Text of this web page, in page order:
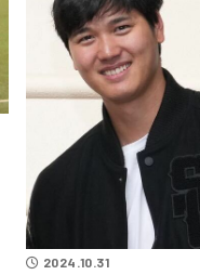
2024.10.31